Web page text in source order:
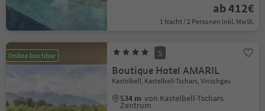
ab 412€
1 Nacht / 2 Personen Inkl. MwSt.
Online buchbar S
Boutique Hotel AMARIL
Kastelbell, Kastelbell-Tschars, Vinschgau
534 m von Kastelbell-Tschars
Zentrum